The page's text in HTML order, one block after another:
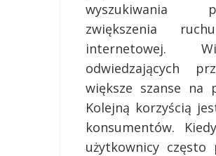
wyszukiwania
zwiększenia
internetowej.
odwiedzających
większe szanse na
Kolejną korzyścią
konsumentów.
użytkownicy